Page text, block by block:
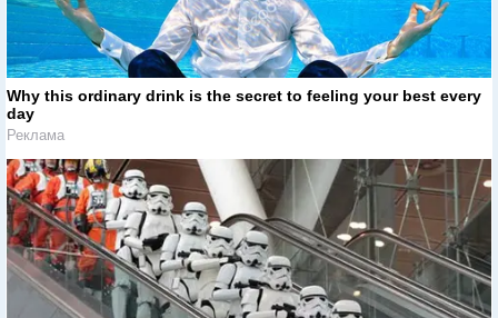
Why this ordinary drink is the secret to feeling your best every
day
Реклама